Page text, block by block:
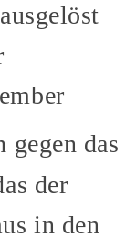
gegen das
der
in den